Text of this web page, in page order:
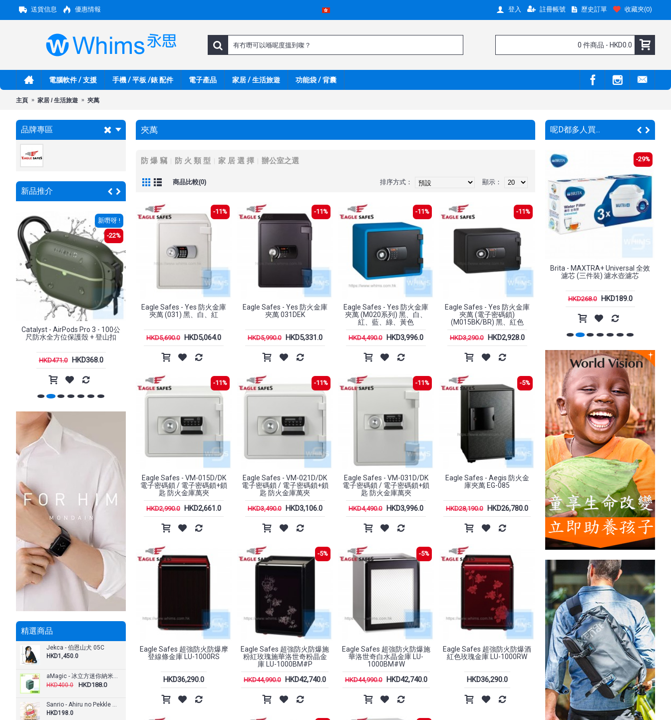
送貨信息 優惠情報 登入 註冊帳號 歷史訂單 收藏夾(0)
0 件商品 - HKD0.0
電腦軟件 / 支援 手機 / 平板 /錶 配件 電子產品 家居 / 生活旅遊 功能袋 / 背囊
主頁 家居 / 生活旅遊 夾萬
品牌專區
新品推介
新嘢呀 !
-1%
Catalyst - Influence Case,
MagSafe Compatible iPhone 17
HKD471.0 HKD468.0
新嘢呀 !
Xtrike-Me - GW-301 2.4G 無線滑
鼠
HKD168.0
新嘢呀 !
HP - Professor 1 三模無線滑鼠
HKD198.0
新嘢呀 !
Incase - A.R.C. Travel Pack - 21
to 38L 背包
HKD1,999.0
新嘢呀 !
-20%
Incase - Tracks Backpack 背包
18L
HKD1,499.0 HKD1,198.0
精選商品
Jekca - 伯恩山犬 05C
HKD1,450.0
aMagic - 冰立方迷你納米冰霧水冷風扇空調
HKD400.0
HKD188.0
Sanrio - Ahiru no Pekkle AP鴨 自訂文字木製門牌（AP81s）
HKD198.0
呢D都多人買...
Jekca - 水仙 01S
Brita - MAXTRA+ Universal 全效
濾芯 (三件裝) 濾水壺濾芯
HKD189.0
-15%
Sabbat - X12 Ultra｜雲石系列｜
星雲石藍
HKD398.0 HKD340.0
夾萬
防 爆 竊 防 火 類 型 家 居 選 擇 辦公室之選
商品比較(0) 顯示：
排序方式：
-11%
Eagle Safes - Yes 防火金庫
夾萬 (031) 黑、白、紅
HKD5,690.0 HKD5,064.0
-11%
Eagle Safes - Yes 防火金庫
夾萬 031DEK
HKD5,990.0 HKD5,331.0
-11%
Eagle Safes - Yes 防火金庫
夾萬 (M020系列) 黑、白、
紅、藍、綠、黃色
HKD4,490.0 HKD3,996.0
-11%
Eagle Safes - Yes 防火金庫
夾萬 (電子密碼鎖)
(M015BK/BR) 黑、紅色
HKD3,290.0 HKD2,928.0
-11%
Eagle Safes - VM-015D/DK
電子密碼鎖 / 電子密碼鎖+鎖
匙 防火金庫萬夾
HKD2,990.0 HKD2,661.0
-11%
Eagle Safes - VM-021D/DK
電子密碼鎖 / 電子密碼鎖+鎖
匙 防火金庫萬夾
HKD3,490.0 HKD3,106.0
-11%
Eagle Safes - VM-031D/DK
電子密碼鎖 / 電子密碼鎖+鎖
匙 防火金庫萬夾
HKD4,490.0 HKD3,996.0
-5%
Eagle Safes - Aegis 防火金
庫夾萬 EG-085
HKD28,190.0 HKD26,780.0
Eagle Safes 超強防火防爆摩
登線條金庫 LU-1000RS
HKD36,290.0
-5%
Eagle Safes 超強防火防爆施
粉紅玫瑰施華洛世奇粉晶金
庫 LU-1000BM#P
HKD44,990.0 HKD42,740.0
-5%
Eagle Safes 超強防火防爆施
華洛世奇白水晶金庫 LU-
1000BM#W
HKD44,990.0 HKD42,740.0
Eagle Safes 超強防火防爆酒
紅色玫瑰金庫 LU-1000RW
HKD36,290.0